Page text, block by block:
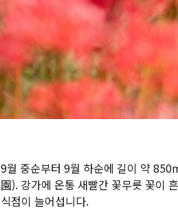
9월 중순부터 9월 하순에 길이 약
園). 강가에 온통 새빨간 꽃무릇 꽃이
식점이 늘어섭니다.